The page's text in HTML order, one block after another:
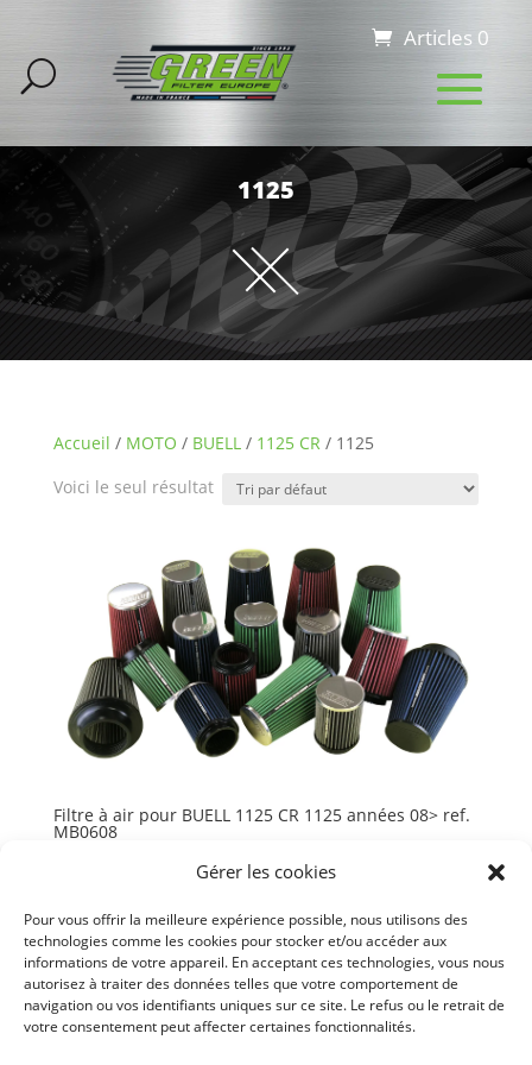
Gérer les cookies
Pour vous offrir la meilleure expérience possible, nous utilisons des
technologies comme les cookies pour stocker et/ou accéder aux
informations de votre appareil. En acceptant ces technologies, vous nous
autorisez à traiter des données telles que votre comportement de
navigation ou vos identifiants uniques sur ce site. Le refus ou le retrait de
votre consentement peut affecter certaines fonctionnalités.
Articles 0
1125
Accueil / MOTO / BUELL/ 1125 CR/ 1125
Voici le seul résultat
Filtre à air pour BUELL 1125 CR 1125 années 08> ref.
MB0608
Ajouter au panier